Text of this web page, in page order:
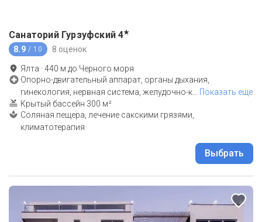
Санаторий Гурзуфский 4★
8.9 / 10 8 оценок
Ялта ·440 м до Черного моря
Опорно-двигательный аппарат, органы дыхания,
гинекология, нервная система, желудочно-к… Показать еще
Крытый бассейн 300 м²
Соляная пещера, лечение сакскими грязями,
климатотерапия
Выбрать